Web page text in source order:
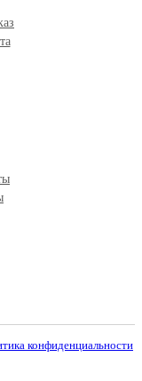
конфиденциальности